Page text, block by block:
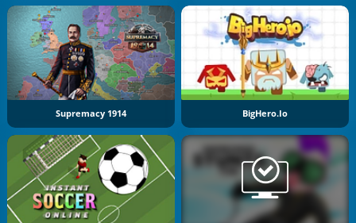
Supremacy 1914 BigHero.io